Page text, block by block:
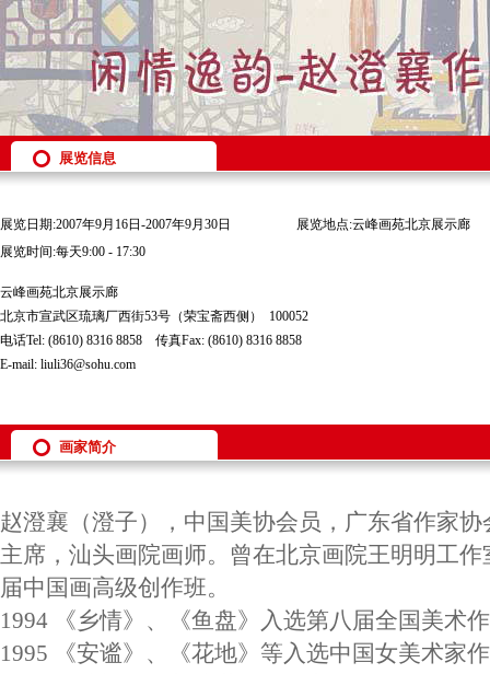
展览信息
展览日期:2007年9月16日-2007年9月30日
展览地点:云峰画苑北京展示廊
展览时间:每天9:00 - 17:30
云峰画苑北京展示廊
北京市宣武区琉璃厂西街53号（荣宝斋西侧） 100052
电话Tel: (8610) 8316 8858 传真Fax: (8610) 8316 8858
E-mail: liuli36@sohu.com
画家简介
赵澄襄（澄子），中国美协会员，广东省作家
主席，汕头画院画师。曾在北京画院王明明工
届中国画高级创作班。
1994 《乡情》、《鱼盘》入选第八届全国美术
1995 《安谧》、《花地》等入选中国女美术家